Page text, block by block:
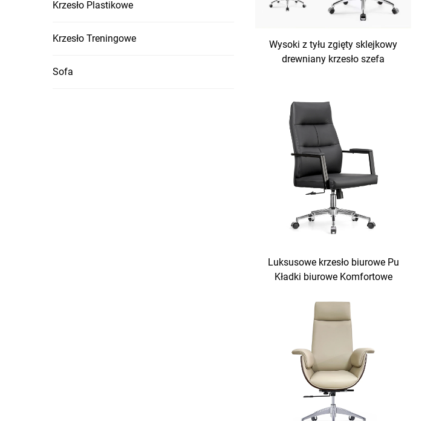
Krzesło Plastikowe
Krzesło Treningowe
Sofa
Wysoki z tyłu zgięty sklejkowy
drewniany krzesło szefa
krzesło biurowe
Luksusowe krzesło biurowe Pu
Kładki biurowe Komfortowe
Skóra szef Biurowy biurko i
krzesło zestaw